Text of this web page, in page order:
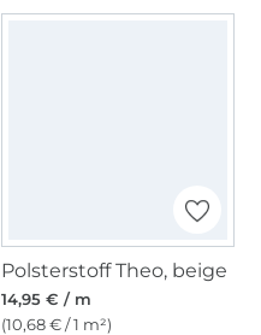
Polsterstoff Theo, beige
14,95 € / m
(10,68 € / 1 m²)